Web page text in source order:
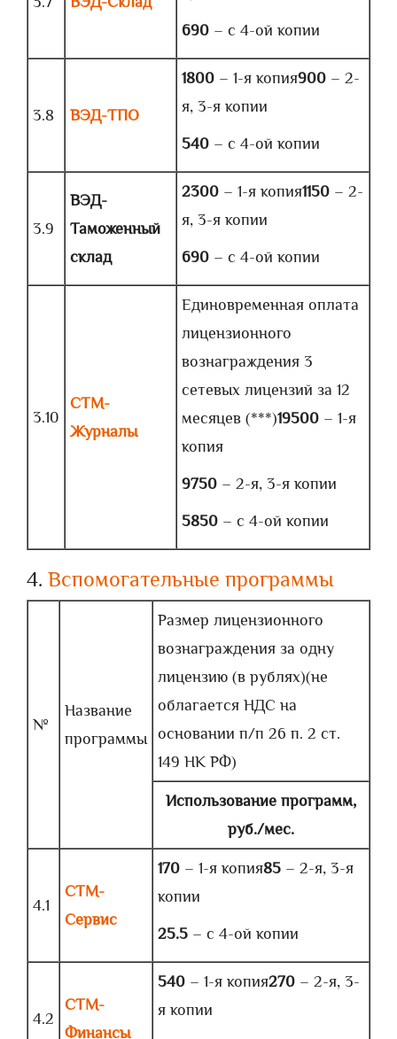
690 – с 4-ой копии
3.8 ВЭД-ТПО
1800 – 1-я копия900 – 2-
я, 3-я копии
540 – с 4-ой копии
3.9
ВЭД-
Таможенный
склад
2300 – 1-я копия1150 – 2-
я, 3-я копии
690 – с 4-ой копии
3.10
СТМ-
Журналы
Единовременная оплата
лицензионного
вознаграждения 3
сетевых лицензий за 12
месяцев (***)19500 – 1-я
копия
9750 – 2-я, 3-я копии
5850 – с 4-ой копии
4. Вспомогательные программы
№
Название
программы
Размер лицензионного
вознаграждения за одну
лицензию (в рублях)(не
облагается НДС на
основании п/п 26 п. 2 ст.
149 НК РФ)
Использование программ,
руб./мес.
4.1
СТМ-
Сервис
170 – 1-я копия85 – 2-я, 3-я
копии
25.5 – с 4-ой копии
4.2
СТМ-
Финансы
540 – 1-я копия270 – 2-я, 3-
я копии